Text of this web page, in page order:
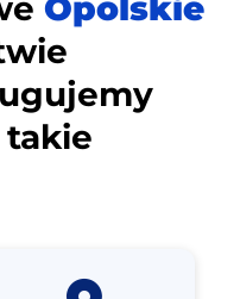
Opolskie